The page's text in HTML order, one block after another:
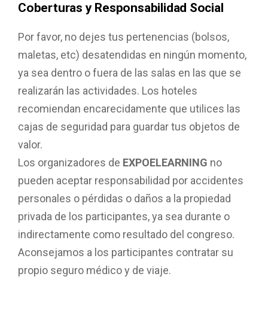
Coberturas y Responsabilidad Social
Por favor, no dejes tus pertenencias (bolsos,
maletas, etc) desatendidas en ningún momento,
ya sea dentro o fuera de las salas en las que se
realizarán las actividades. Los hoteles
recomiendan encarecidamente que utilices las
cajas de seguridad para guardar tus objetos de
valor.
Los organizadores de EXPOELEARNING no
pueden aceptar responsabilidad por accidentes
personales o pérdidas o daños a la propiedad
privada de los participantes, ya sea durante o
indirectamente como resultado del congreso.
Aconsejamos a los participantes contratar su
propio seguro médico y de viaje.